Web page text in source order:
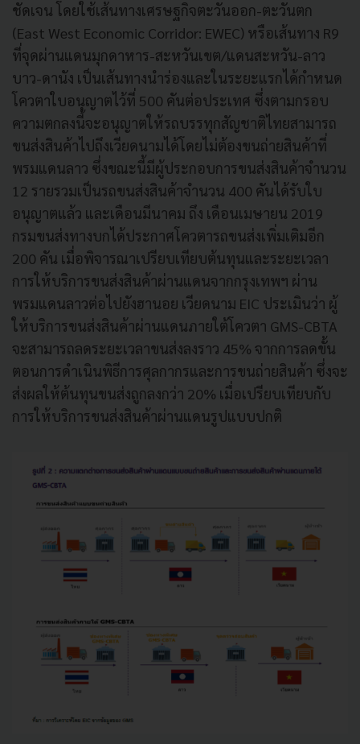
ชัดเจน โดยใช้เส้นทางเศรษฐกิจตะวันออก-ตะวันตก
(East West Economic Corridor: EWEC) หรือเส้นทาง R9
ที่จุดผ่านแดนมุกดาหาร-สะหวันเขต/แดนสะหวัน-ลาว
บาว-ดานัง เป็นเส้นทางนำร่องและในระยะแรกได้กำหนด
โควตาใบอนุญาตไว้ที่ 500 คันต่อประเทศ ซึ่งตามกรอบ
ความตกลงนี้จะอนุญาตให้รถบรรทุกสัญชาติไทยสามารถ
ขนส่งสินค้าไปถึงเวียดนามได้โดยไม่ต้องขนถ่ายสินค้าที่
พรมแดนลาว ซึ่งขณะนี้มีผู้ประกอบการขนส่งสินค้าจำนวน
12 รายรวมเป็นรถขนส่งสินค้าจำนวน 400 คันได้รับใบ
อนุญาตแล้ว และเดือนมีนาคม ถึง เดือนเมษายน 2019
กรมขนส่งทางบกได้ประกาศโควตารถขนส่งเพิ่มเติมอีก
200 คัน เมื่อพิจารณาเปรียบเทียบต้นทุนและระยะเวลา
การให้บริการขนส่งสินค้าผ่านแดนจากกรุงเทพฯ ผ่าน
พรมแดนลาวต่อไปยังฮานอย เวียดนาม EIC ประเมินว่า ผู้
ให้บริการขนส่งสินค้าผ่านแดนภายใต้โควตา GMS-CBTA
จะสามารถลดระยะเวลาขนส่งลงราว 45% จากการลดขั้น
ตอนการดำเนินพิธีการศุลกากรและการขนถ่ายสินค้า ซึ่งจะ
ส่งผลให้ต้นทุนขนส่งถูกลงกว่า 20% เมื่อเปรียบเทียบกับ
การให้บริการขนส่งสินค้าผ่านแดนรูปแบบปกติ